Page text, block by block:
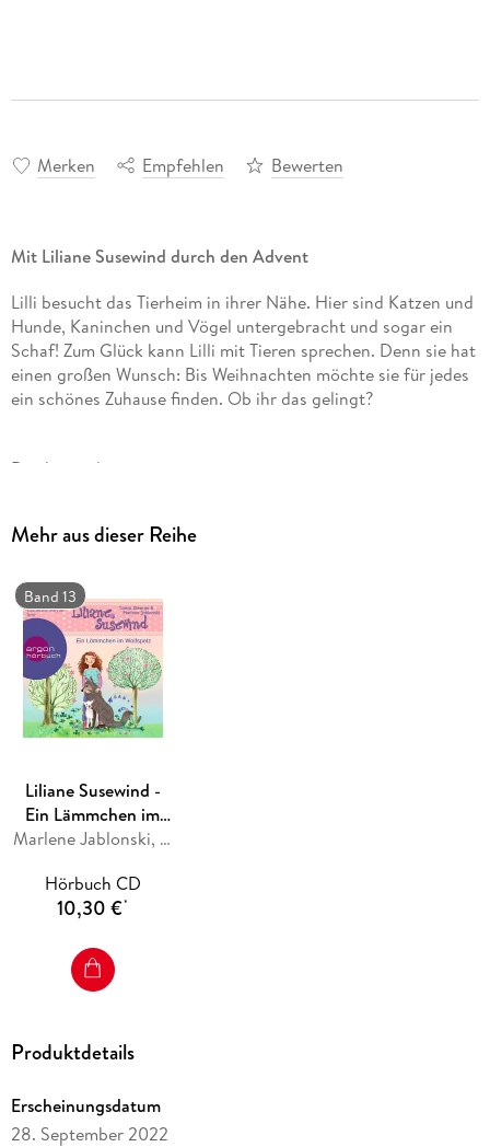
Merken Empfehlen Bewerten
Mit Liliane Susewind durch den Advent
Lilli besucht das Tierheim in ihrer Nähe. Hier sind Katzen und
Hunde, Kaninchen und Vögel untergebracht und sogar ein
Schaf! Zum Glück kann Lilli mit Tieren sprechen. Denn sie hat
einen großen Wunsch: Bis Weihnachten möchte sie für jedes
ein schönes Zuhause finden. Ob ihr das gelingt?
Das besondere
Catherine Stoyan ist Theaterschauspielerin und ist DIE
Interpretin der
Liliane Susewind
-Hörbücher und ein wahres Stimmwunder. Auch 24
verschiedene Tiere spricht sie mit Witz und Gefühl!
Mehr aus dieser Reihe
Band 13
Liliane Susewind -
Ein Lämmchen im
Wolfspelz
Marlene Jablonski, Tanya Stewner
Hörbuch CD
10,30 €*
Produktdetails
Erscheinungsdatum
28. September 2022